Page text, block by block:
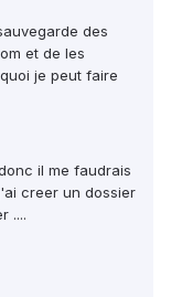
des
et de les
je peut faire
il me faudrais
creer un dossier
....